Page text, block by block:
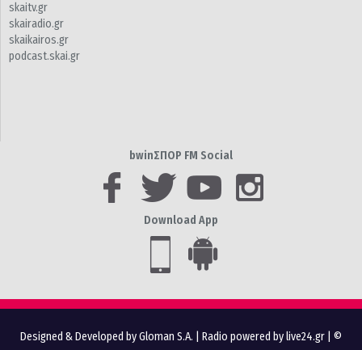
skaitv.gr
skairadio.gr
skaikairos.gr
podcast.skai.gr
bwinΣΠΟΡ FM Social
Download App
Designed & Developed by Gloman S.A. Radio powered by live24.gr | ©